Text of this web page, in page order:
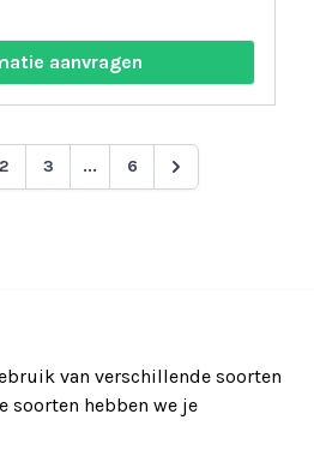
aanvragen
2 3 ... 6
van verschillende soorten
soorten hebben we je